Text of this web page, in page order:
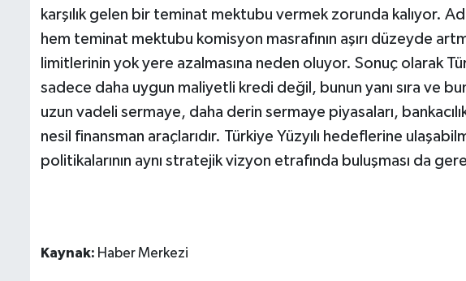
karşılık gelen bir teminat mektubu vermek zorunda kalıyor.
hem teminat mektubu komisyon masrafının aşırı düzeyde
limitlerinin yok yere azalmasına neden oluyor. Sonuç olarak
sadece daha uygun maliyetli kredi değil, bunun yanı sıra ve
uzun vadeli sermaye, daha derin sermaye piyasaları,
nesil finansman araçlarıdır. Türkiye Yüzyılı hedeflerine
politikalarının aynı stratejik vizyon etrafında buluşması da
Kaynak: Haber Merkezi